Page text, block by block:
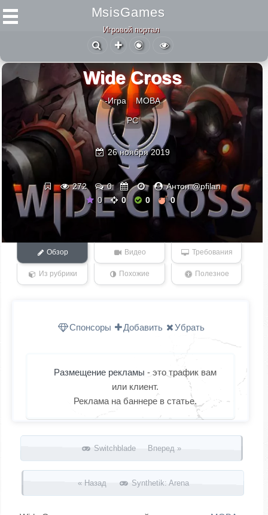
MsisGames
Игровой портал
Wide Cross
-Игра MOBA
PC
26 ноября 2019
272 0
Антон @pfilan
0
0 0 0
Обзор Видео Требования
Из рубрики Похожие Полезное
Спонсоры Добавить Убрать
Размещение рекламы - это трафик вам
или клиент.
Реклама на баннере в статье.
Запись навигация
Switchblade Вперед »
« Назад Synthetik: Arena